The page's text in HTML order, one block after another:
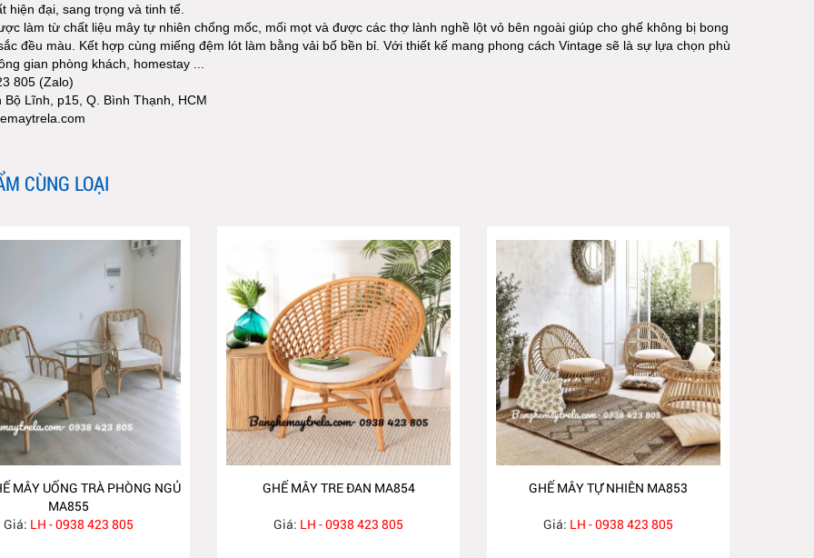
hiện đại, sang trọng và tinh tế.
làm từ chất liệu mây tự nhiên chống mốc, mối mọt và được các thợ lành nghề lột vỏ bên ngoài giúp cho ghế không bị bong
đều màu. Kết hợp cùng miếng đệm lót làm bằng vải bố bền bỉ. Với thiết kế mang phong cách Vintage sẽ là sự lựa chọn phù
gian phòng khách, homestay ...
805 (Zalo)
Lĩnh, p15, Q. Bình Thạnh, HCM
CÙNG LOẠI
MÂY UỐNG TRÀ PHÒNG NGỦ
MA855
Giá: LH - 0938 423 805
GHẾ MÂY TRE ĐAN MA854
Giá: LH - 0938 423 805
GHẾ MÂY TỰ NHIÊN MA853
Giá: LH - 0938 423 805